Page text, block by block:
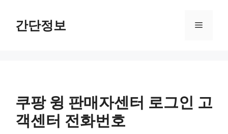
간단정보 메
쿠팡 윙 판매자센터 로그인 고
객센터 전화번호